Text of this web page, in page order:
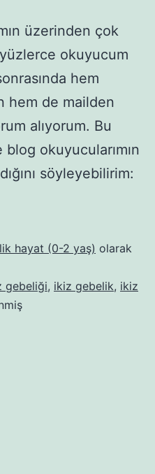
üzerinden çok
okuyucum
hem
hem de mailden
alıyorum. Bu
blog okuyucularımın
söyleyebilirim:
hayat (0-2 yaş) olarak
gebeliği, ikiz gebelik, ikiz